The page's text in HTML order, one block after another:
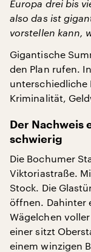
Europa drei bis
also das ist
vorstellen kann,
Gigantische
den Plan rufen.
unterschiedliche
Kriminalität,
Der Nachweis
schwierig
Die Bochumer
Viktoriastraße.
Stock. Die
öffnen. Dahinter
Wägelchen
einer sitzt
einem winzigen